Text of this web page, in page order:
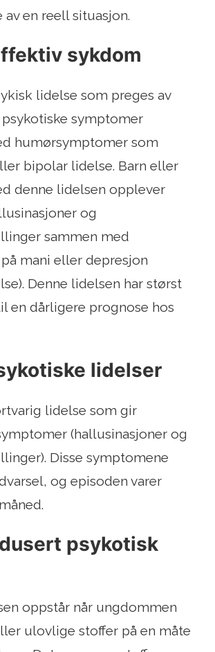
en reell situasjon.
sykdom
lidelse som preges av
symptomer
humørsymptomer som
bipolar lidelse. Barn eller
denne lidelsen opplever
og
sammen med
mani eller depresjon
Denne lidelsen har størst
en dårligere prognose hos
lidelser
lidelse som gir
(hallusinasjoner og
Disse symptomene
og episoden varer
psykotisk
oppstår når ungdommen
ulovlige stoffer på en måte